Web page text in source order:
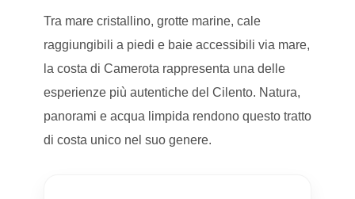
Tra mare cristallino, grotte marine, cale
raggiungibili a piedi e baie accessibili via mare,
la costa di Camerota rappresenta una delle
esperienze più autentiche del Cilento. Natura,
panorami e acqua limpida rendono questo tratto
di costa unico nel suo genere.